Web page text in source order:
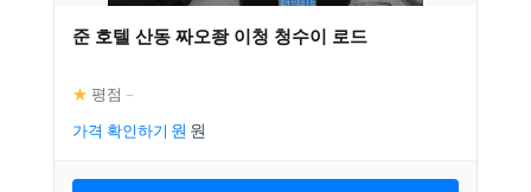
준 호텔 산동 짜오좡 이청 청수이 로드
★ 평점 –
가격 확인하기